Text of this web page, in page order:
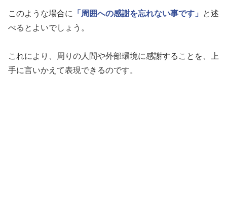
このような場合に 「周囲への感謝を忘れない事です」
と述
べるとよいでしょう。
これにより、周りの人間や外部環境に感謝することを、上
手に言いかえて表現できるのです。